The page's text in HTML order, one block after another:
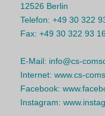
12526 Berlin
Telefon: +49 30 322
Fax: +49 30 322 93
E-Mail: info@cs-
Internet: www.cs-
Facebook:
Instagram: